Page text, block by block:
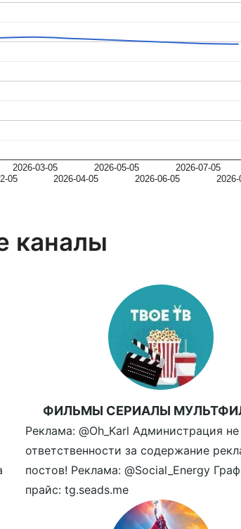
05
2026-03-05
2026-04-05
2026-05-05
2026-06-05
2026-07-05
2026-
каналы
ФИЛЬМЫ СЕРИАЛЫ
Реклама: @Oh_Karl Администрация не
ответственности за содержание
постов! Реклама: @Social_Energy
прайс: tg.seads.me